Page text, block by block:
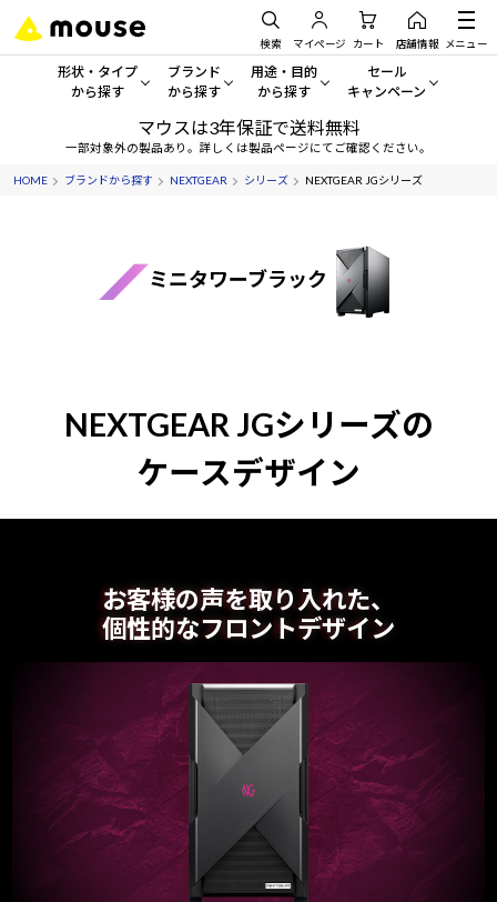
検索 マイページ カート 店舗情報 メニュー
形状・タイプ
から探す
形状・タイプから探す をすべてみる
デスクトップPC
タブレット
ディスプレイ
ブランド
から探す
mouse
G TUNE
DAIV
Copilot+ PC
用途・目的
から探す
一般向けパソコン
ゲーミングPC・ゲーム向けパソコン
ビジネス向けパソコン
AIおすすめパソコン
セール
キャンペーン
セール・キャンペー
期間限定セール
アウトレットパソコン
すべて新品の旧モデル製品
Windows 11|
マウスは3年保証で送料無料
一部対象外の製品あり。詳しくは製品ページにてご確認ください。
HOME ブランドから探す NEXTGEAR シリーズ NEXTGEAR JGシリーズ
ミニタワーブラック
NEXTGEAR JGシリーズの
ケースデザイン
お客様の声を取り入れた、
個性的なフロントデザイン